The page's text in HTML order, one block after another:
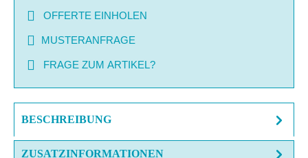
OFFERTE EINHOLEN
MUSTERANFRAGE
FRAGE ZUM ARTIKEL?
BESCHREIBUNG
ZUSATZINFORMATIONEN